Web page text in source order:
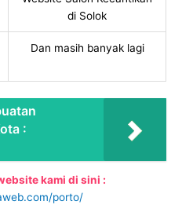
di Solok
Dan masih banyak lagi
:
kami di sini :
porto/